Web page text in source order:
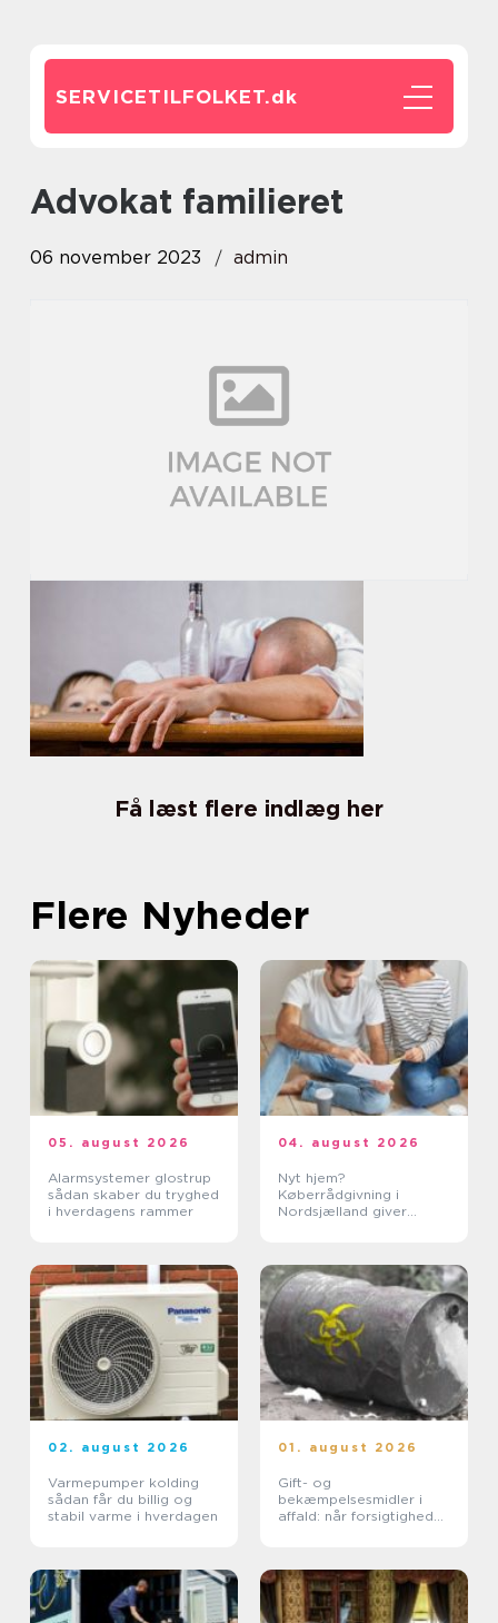
SERVICETILFOLKET.dk
advokat familieret
06 november 2023 admin
Få læst flere indlæg her
Flere Nyheder
05. august 2026
Alarmsystemer glostrup
sådan skaber du tryghed
i hverdagens rammer
04. august 2026
Nyt hjem?
Køberrådgivning i
Nordsjælland giver
02. august 2026
Varmepumper kolding
sådan får du billig og
stabil varme i hverdagen
01. august 2026
Gift- og
bekæmpelsesmidler i
affald: når forsigtighed